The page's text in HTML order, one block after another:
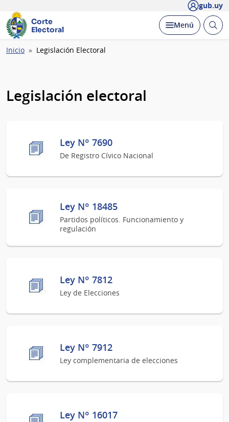
gub.uy
Corte
Electoral
Desplegar
Menú Abrir
Ruta
Inicio Legislación Electoral
Legislación electoral
Ley Nº 7690
De Registro Cívico Nacional
Ley Nº 18485
Partidos políticos. Funcionamiento y
regulación
Ley Nº 7812
Ley de Elecciones
Ley Nº 7912
Ley complementaria de elecciones
Ley Nº 16017